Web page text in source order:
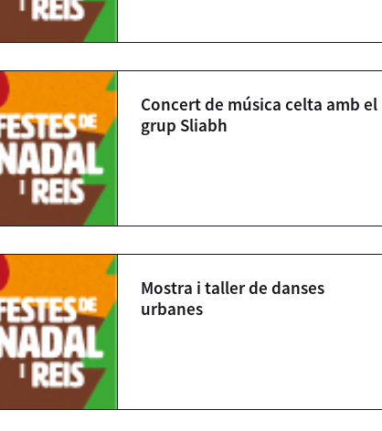
Concert de música celta amb el
grup Sliabh
Mostra i taller de danses
urbanes